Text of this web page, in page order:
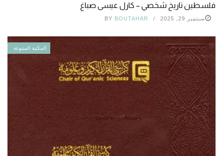
فلسطين تاريخ شخصي – كارل عيسى صباغ
سبتمبر 29, 2025 BY BOUTAHAR
المكتبة المتنوعة